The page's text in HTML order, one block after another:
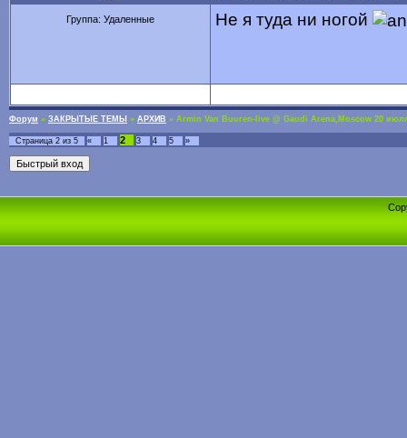
Группа: Удаленные Не я туда ни ногой
Форум » ЗАКРЫТЫЕ ТЕМЫ » АРХИВ » Armin Van Buuren-live @ Gaudi Arena,Мoscow 20
Страница 2 из 5 « 1 2 3 4 5 »